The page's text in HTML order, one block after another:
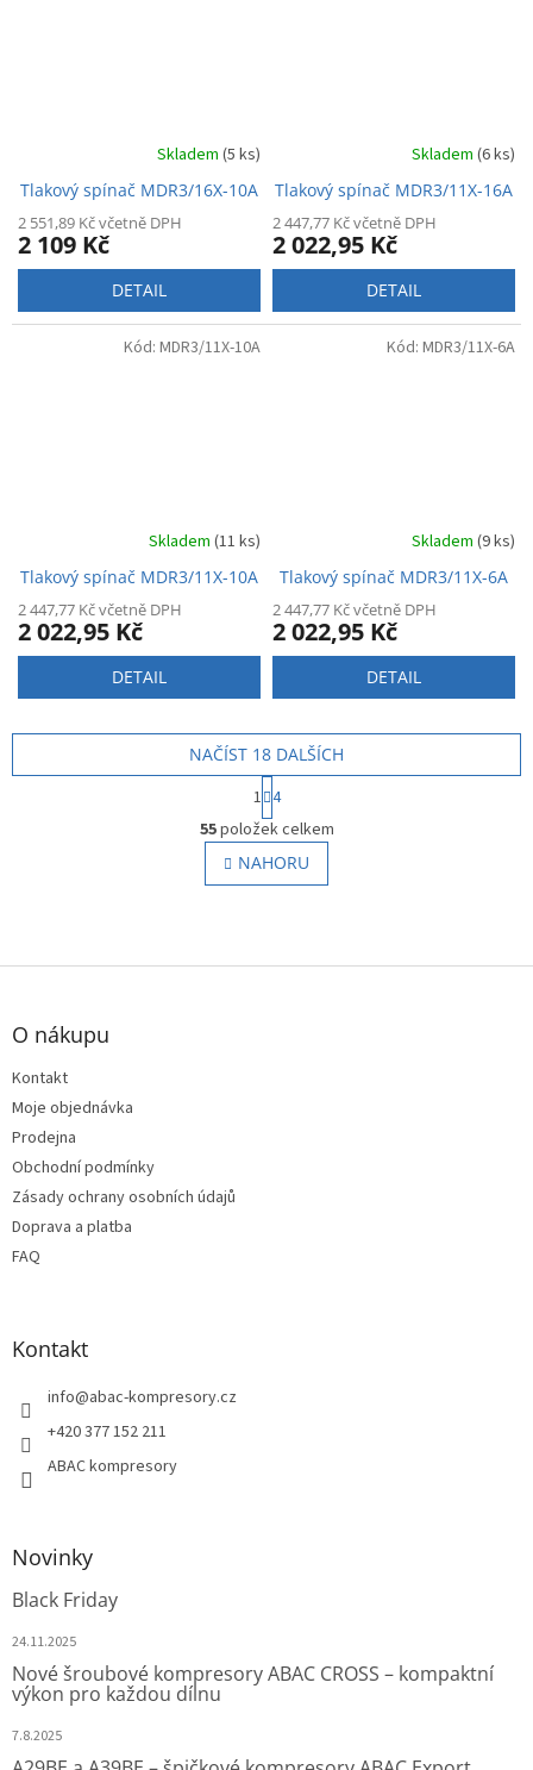
Skladem (5 ks)
Tlakový spínač MDR3/16X-10A
2 551,89 Kč včetně DPH
2 109 Kč
DETAIL
Skladem (6 ks)
Tlakový spínač MDR3/11X-16A
2 447,77 Kč včetně DPH
2 022,95 Kč
DETAIL
Skladem (11 ks)
Tlakový spínač MDR3/11X-10A
2 447,77 Kč včetně DPH
2 022,95 Kč
DETAIL
Kód: MDR3/11X-10A
Skladem (9 ks)
Tlakový spínač MDR3/11X-6A
2 447,77 Kč včetně DPH
2 022,95 Kč
DETAIL
Kód: MDR3/11X-6A
O
v
l
á
NAČÍST 18 DALŠÍCH
S
t
r
á
n
k
n
1 4
55položek celkem
NAHORU
Z
O nákupu
Kontakt
Moje objednávka
Prodejna
Obchodní podmínky
Zásady ochrany osobních údajů
Doprava a platba
FAQ
Kontakt
info@abac-kompresory.cz
+420 377 152 211
ABAC kompresory
Novinky
Black Friday
24.11.2025
Nové šroubové kompresory ABAC CROSS – kompaktní
výkon pro každou dílnu
7.8.2025